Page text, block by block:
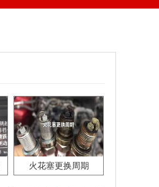
火花塞更换周期